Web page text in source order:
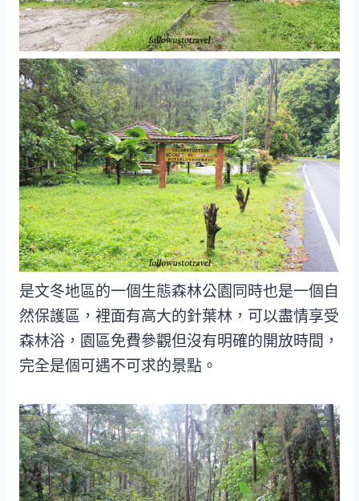
是文冬地區的一個生態森林公園同時也是一個自
然保護區，裡面有高大的針葉林，可以盡情享受
森林浴，園區免費參觀但沒有明確的開放時間，
完全是個可遇不可求的景點。